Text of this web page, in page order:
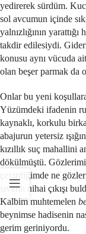
yedirerek sürdüm.
sol avcumun içinde
yalnızlığının
takdir edilesiydi.
konusu aynı vücuda
olan beşer parmak da
Onlar bu yeni
Yüzümdeki ifadenin
kaynaklı, korkulu
abajurun yetersiz
kızıllık suç mahallini
dökülmüştü.
çevirdiğimde ne
sıvının nihai çıkışı
Kalbim muhtemelen
beynimse hadisenin
gerim geriniyordu.